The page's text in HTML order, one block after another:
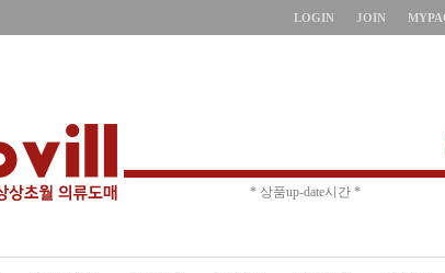
LOGIN JOIN
* 주문취소 제한 *